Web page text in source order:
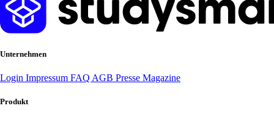
Unternehmen
Login Impressum FAQ AGB Presse Magazine
Produkt